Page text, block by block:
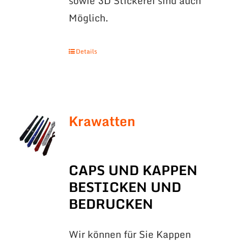
Möglich.
Details
Krawatten
CAPS UND KAPPEN
BESTICKEN UND
BEDRUCKEN
Wir können für Sie Kappen